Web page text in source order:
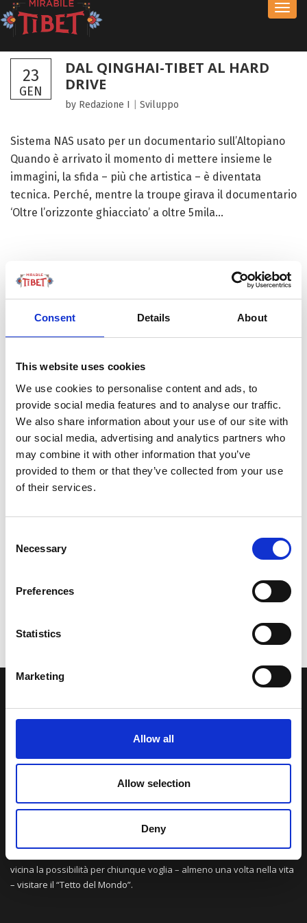
Consent Details About
This website uses cookies
We use cookies to personalise content and ads, to
provide social media features and to analyse our traffic.
We also share information about your use of our site with
our social media, advertising and analytics partners who
may combine it with other information that you’ve
provided to them or that they’ve collected from your use
of their services.
Selection
Necessary
Preferences
Statistics
Marketing
Allow all
Allow selection
Deny
23
GEN
DAL QINGHAI-TIBET AL HARD
DRIVE
by Redazione I Sviluppo
Sistema NAS usato per un documentario sull’Altopiano
Quando è arrivato il momento di mettere insieme le
immagini, la sfida – più che artistica – è diventata
tecnica. Perché, mentre la troupe girava il documentario
‘Oltre l’orizzonte ghiacciato’ a oltre 5mila...
FOCUS TIBET
Una comunità di appassionati della cultura tibetana che hanno
avuto modo di viaggiare e conoscere questa meravigliosa regione.
paesaggi e la sua gente è capace di riempire il cuore.
vicina la possibilità per chiunque voglia – almeno una volta nella vita
– visitare il “Tetto del Mondo”.